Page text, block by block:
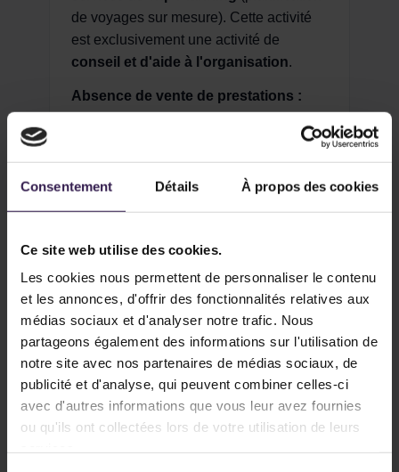
Consentement Détails À propos des cookies
Ce site web utilise des cookies.
Les cookies nous permettent de personnaliser le contenu
et les annonces, d'offrir des fonctionnalités relatives aux
médias sociaux et d'analyser notre trafic. Nous
partageons également des informations sur l'utilisation de
notre site avec nos partenaires de médias sociaux, de
publicité et d'analyse, qui peuvent combiner celles-ci
avec d'autres informations que vous leur avez fournies
ou qu'ils ont collectées lors de votre utilisation de leurs
de voyages sur mesure). Cette activité
est exclusivement une activité de
conseil et d'aide à l'organisation.
Absence de vente de prestations :
réservation pour le compte de ses
clients. L'éditeur fournit des liens de
réservation et des conseils, mais l'acte
responsabilité exclusive du client auprès
des prestataires finaux.
Affiliation :Certains liens présents sur
le site sont des liens d’affiliation
(Booking.com, GetYourGuide, etc.). Une
commission peut être perçue sans coût
supplémentaire pour l'utilisateur.